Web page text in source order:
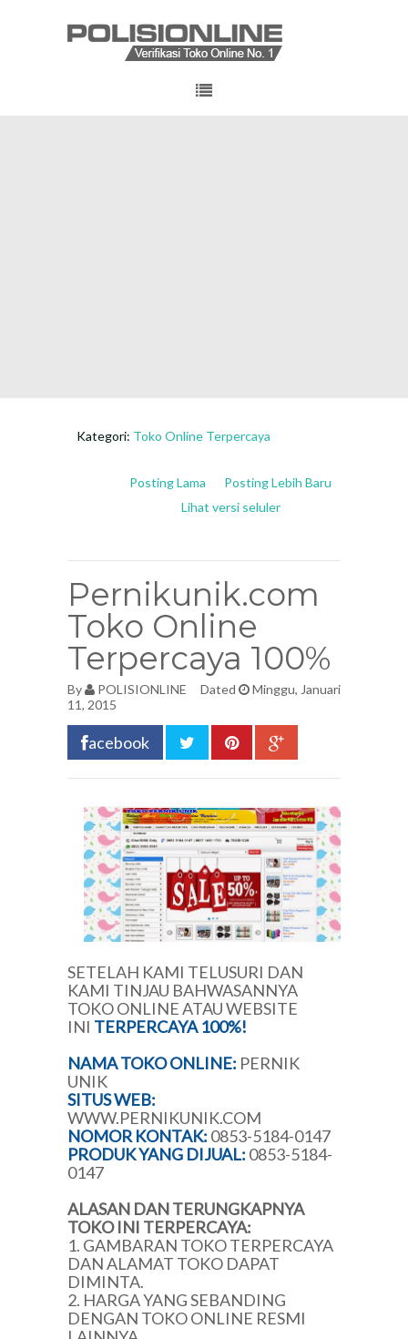
Kategori: Toko Online Terpercaya
Posting Lebih Baru
Posting Lama
Lihat versi seluler
Pernikunik.com
Toko Online
Terpercaya 100%
By POLISIONLINE Dated
Minggu, Januari
11, 2015
acebook
SETELAH KAMI TELUSURI DAN
KAMI TINJAU BAHWASANNYA
TOKO ONLINE ATAU WEBSITE
INI TERPERCAYA 100%!
NAMA TOKO ONLINE: PERNIK
UNIK
SITUS WEB:
WWW.PERNIKUNIK.COM
NOMOR KONTAK: 0853-5184-0147
PRODUK YANG DIJUAL: 0853-5184-
0147
ALASAN DAN TERUNGKAPNYA
TOKO INI TERPERCAYA:
1. GAMBARAN TOKO TERPERCAYA
DAN ALAMAT TOKO DAPAT
DIMINTA.
2. HARGA YANG SEBANDING
DENGAN TOKO ONLINE RESMI